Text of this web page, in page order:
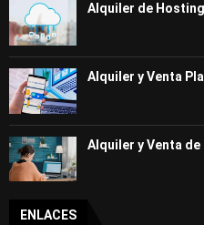
Alquiler de Hosting
Alquiler y Venta
Alquiler y Venta
ENLACES